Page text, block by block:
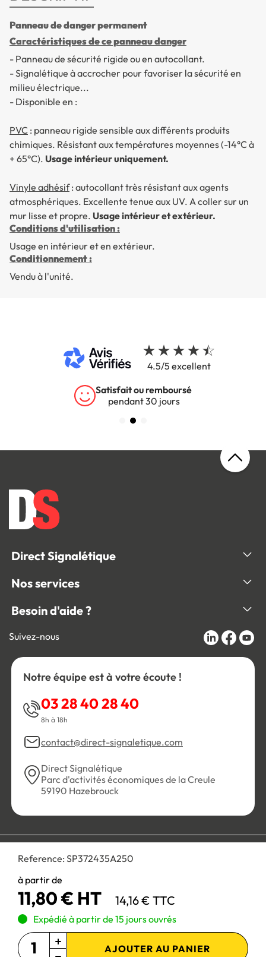
Reference: SP372435A250
à partir de
11,80 € HT 14,16 € TTC
Expédié à partir de 15 jours ouvrés
AJOUTER AU PANIER
Panneau de danger permanent
Caractéristiques de ce panneau danger
- Panneau de sécurité rigide ou en autocollant.
- Signalétique à accrocher pour favoriser la sécurité en
milieu électrique...
- Disponible en :
PVC : panneau rigide sensible aux différents produits
chimiques. Résistant aux températures moyennes (-14°C à
+ 65°C). Usage intérieur uniquement.
Vinyle adhésif: autocollant très résistant aux agents
atmosphériques. Excellente tenue aux UV. A coller sur un
mur lisse et propre. Usage intérieur et extérieur.
Conditions d'utilisation :
Usage en intérieur et en extérieur.
Conditionnement :
Vendu à l'unité.
4.5/5 excellent
Satisfait ou remboursé
pendant 30 jours
Direct Signalétique
Nos services
Besoin d'aide ?
Suivez-nous
Notre équipe est à votre écoute !
03 28 40 28 40
8h à 18h
contact@direct-signaletique.com
Direct Signalétique
Parc d'activités économiques de la Creule
59190 Hazebrouck
Personnaliser les cookies
Paiement 100% sécurisé :